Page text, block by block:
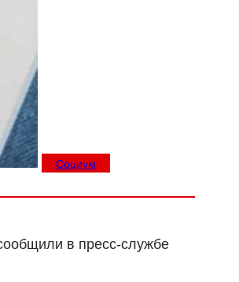
Социум
в пресс-службе